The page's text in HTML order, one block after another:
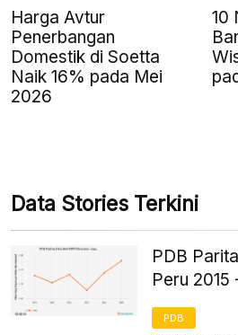
Harga Avtur
Penerbangan
Domestik di Soetta
Naik 16% pada Mei
2026
10
Data Stories Terkini
PDB
Peru
PDB